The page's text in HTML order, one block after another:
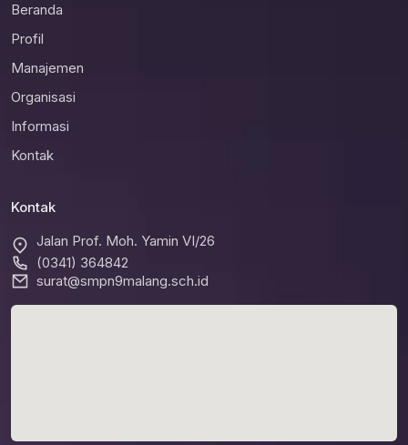
Beranda
Profil
Manajemen
Organisasi
Informasi
Kontak
Kontak
Jalan Prof. Moh. Yamin VI/26
(0341) 364842
surat@smpn9malang.sch.id